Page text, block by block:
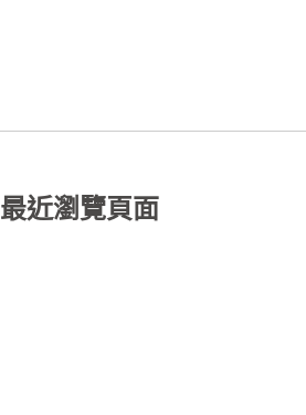
最近瀏覽頁面